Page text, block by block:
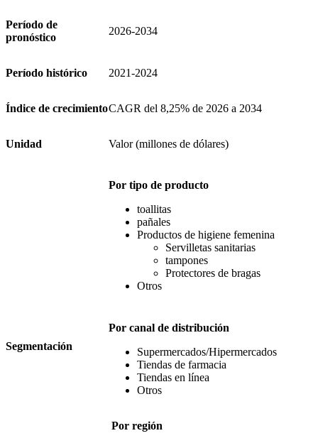
Período de
pronóstico
2026-2034
Período histórico 2021-2024
Índice de crecimientoCAGR del 8,25% de 2026 a 2034
Unidad Valor (millones de dólares)
Segmentación
Por tipo de producto
toallitas
pañales
Productos de higiene femenina
Servilletas sanitarias
tampones
Protectores de bragas
Otros
Por canal de distribución
Supermercados/Hipermercados
Tiendas de farmacia
Tiendas en línea
Otros
Por región